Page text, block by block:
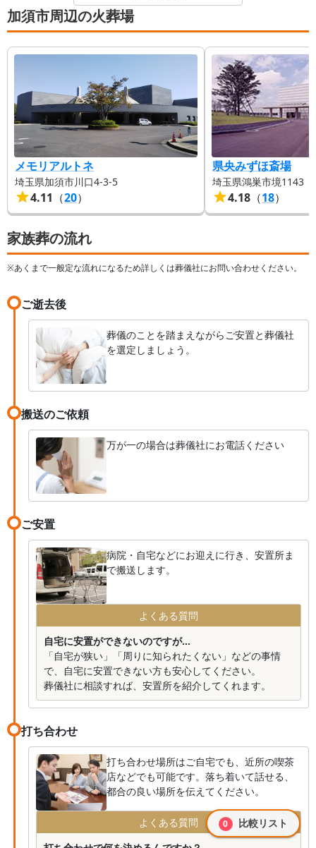
たことは何よりの喜びでございます。 いただいた
お声を大切に、今後もご遺族さまが安心して葬儀を
執り行えるよう、より良いサービスの提供に努めて
まいります。
葬儀社からの返信コメント
このたびは、急なご葬儀の中で大変なお気持ちの状
況にもかかわらず、温かいお言葉をお寄せいただき
誠にありがとうございます。 担当者の説明が負担
の軽減につながり、費用面についても迷うことなく
進めていただけたとのこと、スタッフ一同安堵いた
しました。 また、式後にご家族で過ごされたお時
間が温かく落ち着いたものとなり、ご主人様のお話
をゆっくりとできたと伺い、心より嬉しく存じま
す。 いただいたお声を励みに、今後もご遺族さま
が安心して葬儀を執り行えるよう、より良いサービ
スの提供に努めてまいります。
加須市周辺の火葬場
メモリアルトネ
埼玉県加須市川口4-3-5
4.11 （20）
県央みずほ斎場
埼玉県鴻巣市境1143
4.18 （18）
家族葬の流れ
※あくまで一般定な流れになるため詳しくは葬儀社にお問い合わせください。
ご逝去後
葬儀のことを踏まえながらご安置と葬儀社
を選定しましょう。
搬送のご依頼
万が一の場合は葬儀社にお電話ください
ご安置
病院・自宅などにお迎えに行き、安置所ま
で搬送します。
よくある質問
自宅に安置ができないのですが...
「自宅が狭い」「周りに知られたくない」などの事情
で、自宅に安置できない方も安心してください。
葬儀社に相談すれば、安置所を紹介してくれます。
打ち合わせ
打ち合わせ場所はご自宅でも、近所の喫茶
店などでも可能です。落ち着いて話せる、
都合の良い場所を伝えてください。
よくある質問
0 比較リスト